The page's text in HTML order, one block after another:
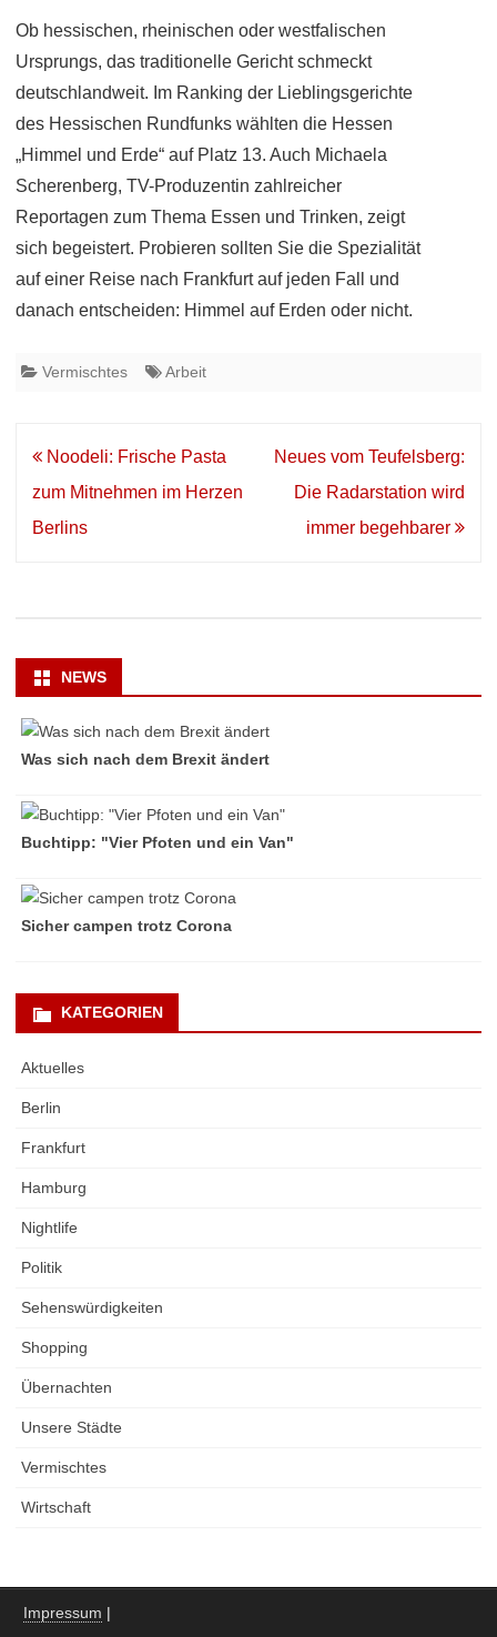
Ob hessischen, rheinischen oder westfalischen
Ursprungs, das traditionelle Gericht schmeckt
deutschlandweit. Im Ranking der Lieblingsgerichte
des Hessischen Rundfunks wählten die Hessen
„Himmel und Erde“ auf Platz 13. Auch Michaela
Scherenberg, TV-Produzentin zahlreicher
Reportagen zum Thema Essen und Trinken, zeigt
sich begeistert. Probieren sollten Sie die Spezialität
auf einer Reise nach Frankfurt auf jeden Fall und
danach entscheiden: Himmel auf Erden oder nicht.
Vermischtes Arbeit
Beitrags-
Navigation
Noodeli: Frische Pasta
zum Mitnehmen im Herzen
Berlins
Neues vom Teufelsberg:
Die Radarstation wird
immer begehbarer
NEWS
Was sich nach dem Brexit ändert
Buchtipp: "Vier Pfoten und ein Van"
Sicher campen trotz Corona
KATEGORIEN
Aktuelles
Berlin
Frankfurt
Hamburg
Nightlife
Politik
Sehenswürdigkeiten
Shopping
Übernachten
Unsere Städte
Vermischtes
Wirtschaft
Impressum |